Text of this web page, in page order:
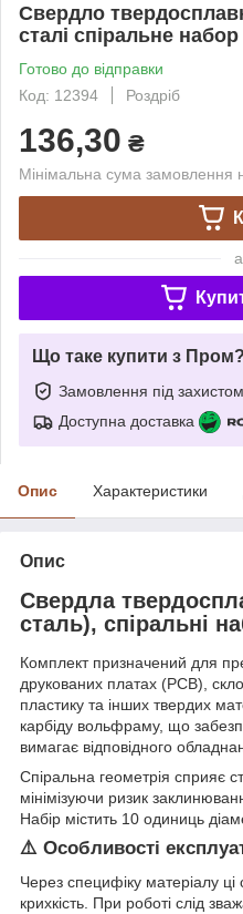
Свердло
сталі спіральне
Готово до відправки
Код: 12394
Роздріб
136,30 ₴
Мінімальна сума замовлення
Що таке купити з Пром?
Замовлення під захистом
Доступна доставка
Опис Характеристики
Опис
Свердла
сталь), спіральні н
Комплект призначений для
друкованих платах (PCB),
пластику та інших твердих
карбіду вольфраму, що
вимагає відповідного
Спіральна геометрія сприяє
мінімізуючи ризик
Набір містить 10 одиниць
⚠️ Особливості
Через специфіку матеріалу
крихкість. При роботі слід